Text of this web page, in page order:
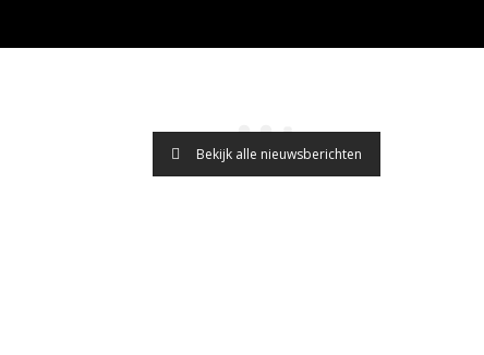
Bekijk alle nieuwsberichten